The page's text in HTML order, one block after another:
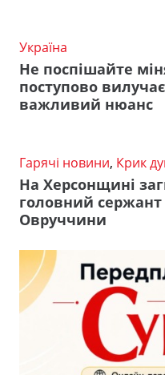
Україна
Не поспішайте
поступово
важливий нюанс
Гарячі новини, Крик
На Херсонщині
головний сержант
Овруччини